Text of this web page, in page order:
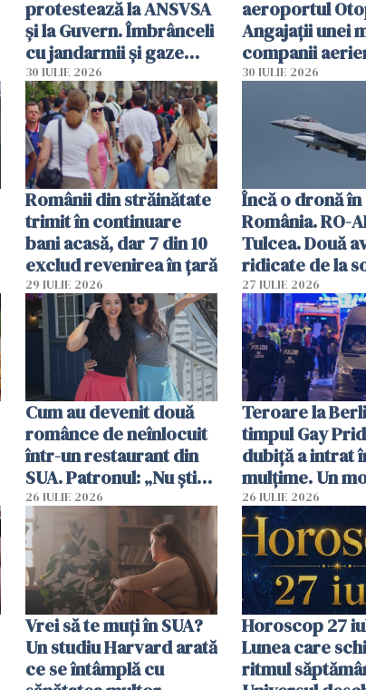
protestează la ANSVSA
și la Guvern. Îmbrânceli
cu jandarmii și gaze
lacrimogene
30 IULIE 2026
aeroportul
Angajații unei
companii
parfumuri,
vânzării
30 IULIE 2026
Românii din străinătate
trimit în continuare
bani acasă, dar 7 din 10
exclud revenirea în țară
29 IULIE 2026
Încă o dronă în
România. RO-
Tulcea. Două
ridicate de la
27 IULIE 2026
Cum au devenit două
românce de neînlocuit
într-un restaurant din
SUA. Patronul: „Nu știu
ce o să mă fac fără voi”
26 IULIE 2026
Teroare la
timpul Gay
dubiță a intrat
mulțime. Un
răniți
26 IULIE 2026
Vrei să te muți în SUA?
Un studiu Harvard arată
ce se întâmplă cu
Horoscop 27
Lunea care
ritmul